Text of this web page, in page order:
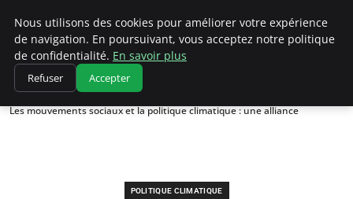
Climatedebtagents
Accueil
Politique climatique
Les mouvements sociaux et la politique climatique : une alliance
POLITIQUE CLIMATIQUE
Nous utilisons des cookies pour améliorer votre expérience
de navigation. En poursuivant, vous acceptez notre politique
de confidentialité. En savoir plus
Refuser Accepter